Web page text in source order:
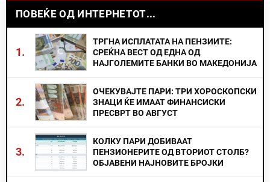
ПОВЕЌЕ ОД ИНТЕРНЕТОТ...
1.
ТРГНА ИСПЛАТАТА НА ПЕНЗИИТЕ:
СРЕЌНА ВЕСТ ОД ЕДНА ОД
НАЈГОЛЕМИТЕ БАНКИ ВО МАКЕДОНИЈА
2.
ОЧЕКУВАЈТЕ ПАРИ: ТРИ ХОРОСКОПСКИ
ЗНАЦИ ЌЕ ИМААТ ФИНАНСИСКИ
ПРЕСВРТ ВО АВГУСТ
3.
КОЛКУ ПАРИ ДОБИВААТ
ПЕНЗИОНЕРИТЕ ОД ВТОРИОТ СТОЛБ?
ОБЈАВЕНИ НАЈНОВИТЕ БРОЈКИ